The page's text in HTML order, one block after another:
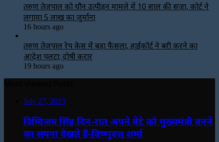
तरुण तेजपाल को यौन उत्पीड़न मामले में 10 साल की सजा, कोर्ट ने
लगाया ₹5 लाख का जुर्माना
16 hours ago
तरुण तेजपाल रेप केस में बड़ा फैसला, हाईकोर्ट ने बरी करने का
आदेश पलटा; दोषी करार
19 hours ago
July 27, 2023
दिग्विजय सिंह दिन-रात अपने बेटे को मुख्यमंत्री बनने
का सपना देखते हैं-विष्णुदत्त शर्मा